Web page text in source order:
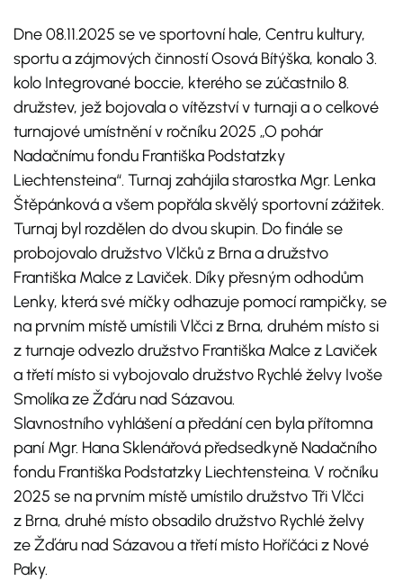
Dne 08.11.2025 se ve sportovní hale, Centru kultury,
sportu a zájmových činností Osová Bítýška, konalo 3.
kolo Integrované boccie, kterého se zúčastnilo 8.
družstev, jež bojovala o vítězství v turnaji a o celkové
turnajové umístnění v ročníku 2025 „O pohár
Nadačnímu fondu Františka Podstatzky
Liechtensteina“. Turnaj zahájila starostka Mgr. Lenka
Štěpánková a všem popřála skvělý sportovní zážitek.
Turnaj byl rozdělen do dvou skupin. Do finále se
probojovalo družstvo Vlčků z Brna a družstvo
Františka Malce z Laviček. Díky přesným odhodům
Lenky, která své míčky odhazuje pomocí rampičky, se
na prvním místě umístili Vlčci z Brna, druhém místo si
z turnaje odvezlo družstvo Františka Malce z Laviček
a třetí místo si vybojovalo družstvo Rychlé želvy Ivoše
Smolíka ze Žďáru nad Sázavou.
Slavnostního vyhlášení a předání cen byla přítomna
paní Mgr. Hana Sklenářová předsedkyně Nadačního
fondu Františka Podstatzky Liechtensteina. V ročníku
2025 se na prvním místě umístilo družstvo Tři Vlčci
z Brna, druhé místo obsadilo družstvo Rychlé želvy
ze Žďáru nad Sázavou a třetí místo Hoříčáci z Nové
Paky.